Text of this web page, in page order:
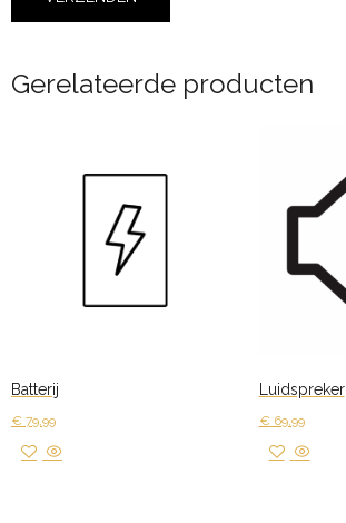
Gerelateerde producten
Batterij
€ 79,99
Luidspreker
€69,99